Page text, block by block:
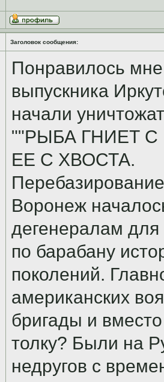
Заголовок сообщения:
Понравилось
выпускника
начали
""РЫБА ГНИЕТ
ЕЕ С ХВОСТА.
Воронеж
дегенералам для
по барабану
поколений.
американских
бригады и
толку? Были на
недругов с